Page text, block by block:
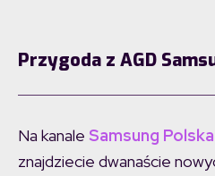
Przygoda z AGD
Na kanale Samsung
znajdziecie dwanaście